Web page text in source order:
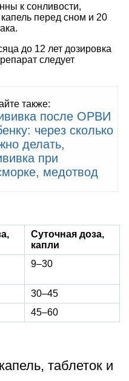
к сонливости,
перед сном и 20
до 12 лет дозировка
следует
также:
после ОРВИ
через сколько
делать,
при
медотвод
Суточная доза,
капли
9–30
30–45
45–60
таблеток и